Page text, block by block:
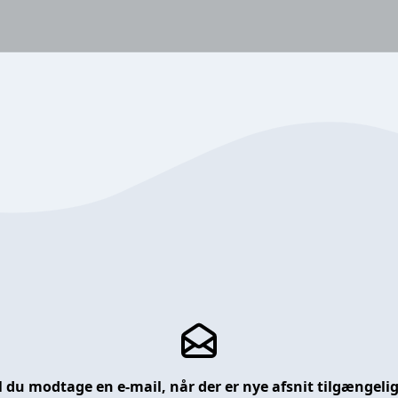
du modtage en e-mail, når der er nye afsnit